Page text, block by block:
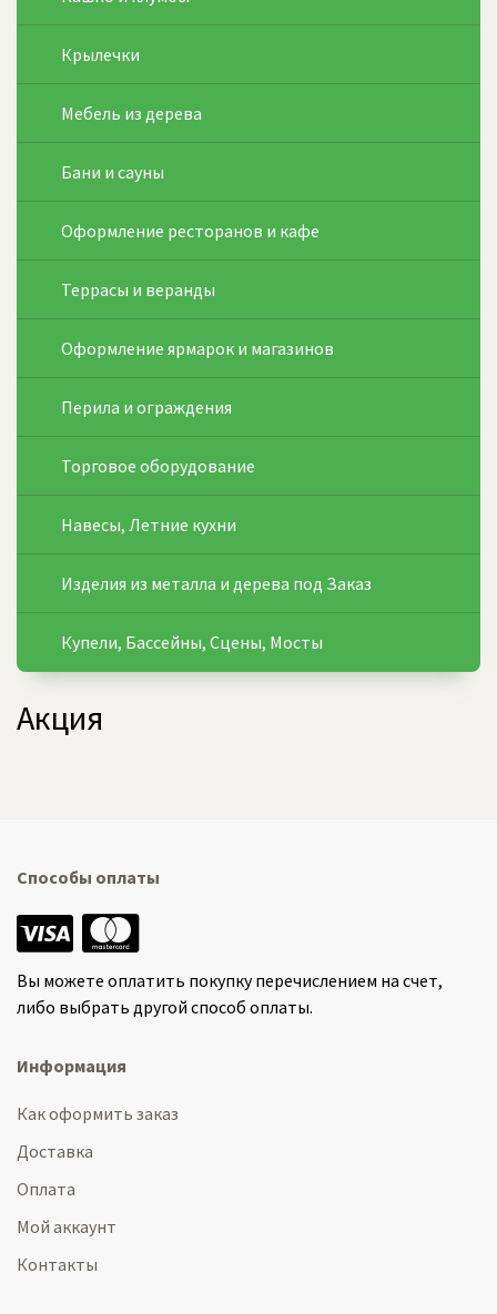
Крылечки
Мебель из дерева
Бани и сауны
Оформление ресторанов и кафе
Террасы и веранды
Оформление ярмарок и магазинов
Перила и ограждения
Торговое оборудование
Навесы, Летние кухни
Изделия из металла и дерева под Заказ
Купели, Бассейны, Сцены, Мосты
Акция
Способы оплаты
Вы можете оплатить покупку перечислением на счет,
либо выбрать другой способ оплаты.
Информация
Как оформить заказ
Доставка
Оплата
Мой аккаунт
Контакты